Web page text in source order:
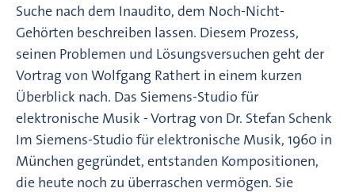
Suche nach dem Inaudito, dem Noch-Nicht-
Gehörten beschreiben lassen. Diesem Prozess,
seinen Problemen und Lösungsversuchen geht der
Vortrag von Wolfgang Rathert in einem kurzen
Überblick nach. Das Siemens-Studio für
elektronische Musik - Vortrag von Dr. Stefan Schenk
Im Siemens-Studio für elektronische Musik, 1960 in
München gegründet, entstanden Kompositionen,
die heute noch zu überraschen vermögen. Sie